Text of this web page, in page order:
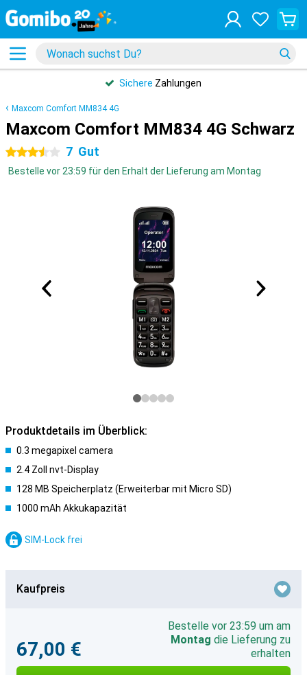
Sichere Zahlungen
Maxcom Comfort MM834 4G
Maxcom Comfort MM834 4G Schwarz
3.5 Sterne 7 Gut
Bestelle vor 23:59 für den Erhalt der Lieferung am Montag
Produktdetails im Überblick:
0.3 megapixel camera
2.4 Zoll nvt-Display
128 MB Speicherplatz (Erweiterbar mit Micro SD)
1000 mAh Akkukapazität
SIM-Lock frei
Kaufpreis
67,00 €
Bestelle vor 23:59 um am
Montag die Lieferung zu
erhalten